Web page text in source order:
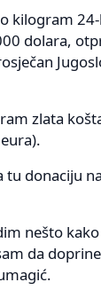
kilogram
dolara,
zlata
tu donaciju
nešto
da